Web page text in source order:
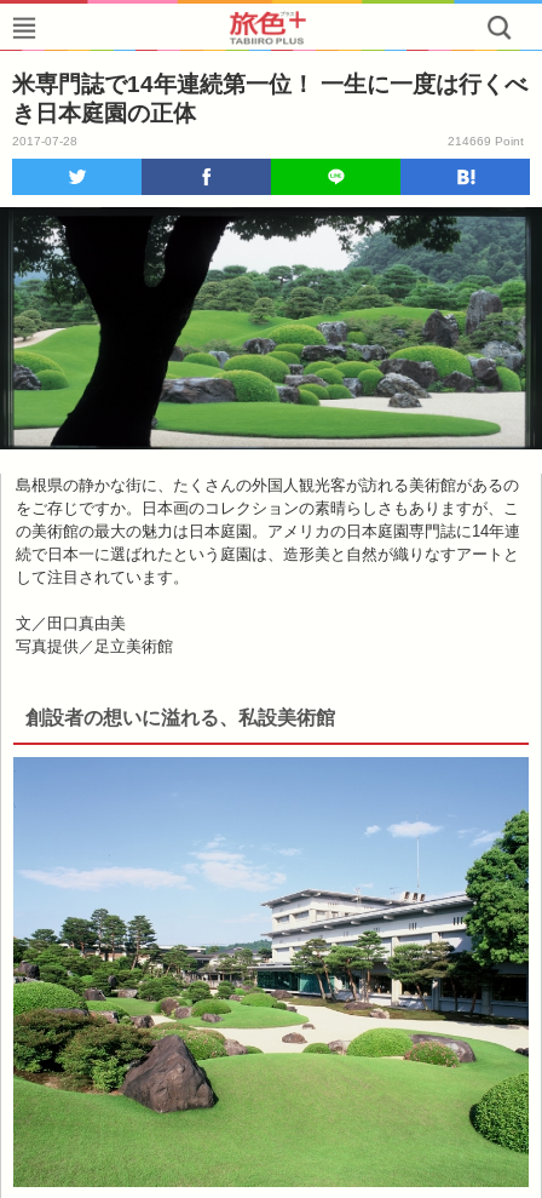
米専門誌で14年連続第一位！ 一生に一度は行くべ
き日本庭園の正体
2017-07-28 214669 Point
島根県の静かな街に、たくさんの外国人観光客が訪れる美術館があるの
をご存じですか。日本画のコレクションの素晴らしさもありますが、こ
の美術館の最大の魅力は日本庭園。アメリカの日本庭園専門誌に14年連
続で日本一に選ばれたという庭園は、造形美と自然が織りなすアートと
して注目されています。
文／田口真由美
写真提供／足立美術館
創設者の想いに溢れる、私設美術館